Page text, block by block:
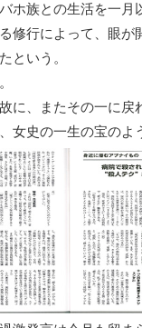
ホ族との生活を一月
修行によって、眼が
という。
に、またその一に戻
女史の一生の宝のよ